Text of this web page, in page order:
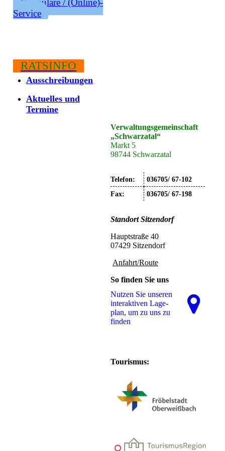
Formulare / (Online)-
Service
RATSINFO
Ausschreibungen
Aktuelles und
Termine
Verwaltungsgemeinschaft
„Schwarzatal“
Markt 5
98744 Schwarzatal
Telefon:
036705/ 67-102
Fax:
036705/ 67-198
StandortSitzendorf
Hauptstraße 40
07429 Sitzendorf
Anfahrt/Route
So finden Sie uns
Nutzen Sie unseren
interaktiven La­ge­
plan, um zu uns zu
finden
Tourismus: